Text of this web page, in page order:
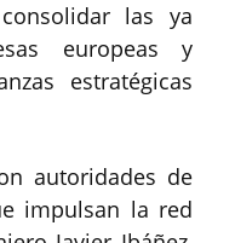
las ya
europeas y
estratégicas
autoridades de
impulsan la red